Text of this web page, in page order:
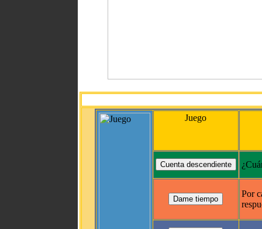
Juego
Por